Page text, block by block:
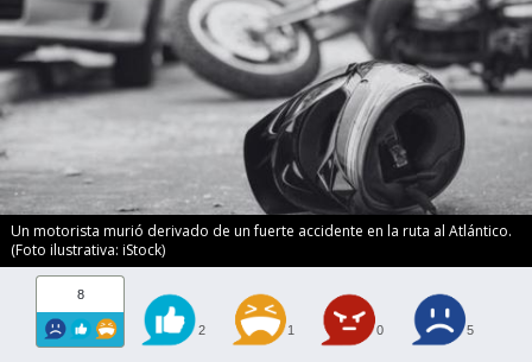
Un motorista murió derivado de un fuerte accidente en la ruta al Atlántico.
(Foto ilustrativa: iStock)
8
2 1 0 5